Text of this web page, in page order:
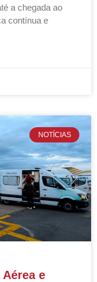
a chegada ao
contínua e
NOTÍCIAS
e